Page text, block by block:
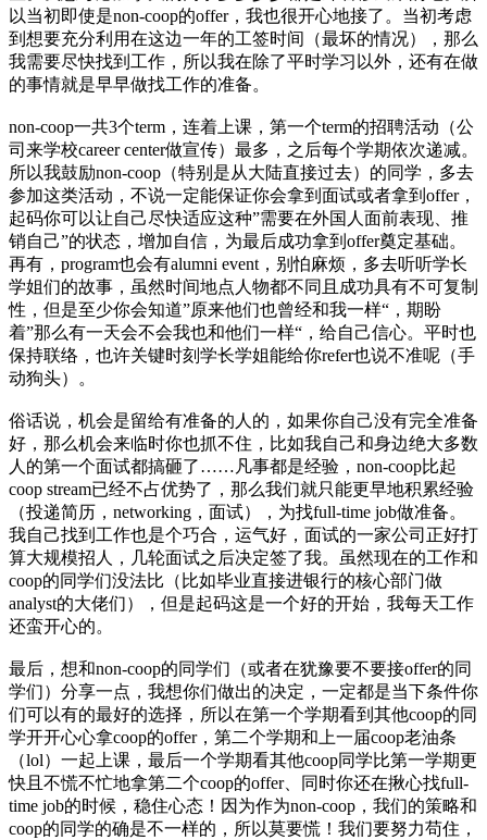
以当初即使是non-coop的offer，我也很开心地接了。当初考虑
到想要充分利用在这边一年的工签时间（最坏的情况），那么
我需要尽快找到工作，所以我在除了平时学习以外，还有在做
的事情就是早早做找工作的准备。
non-coop一共3个term，连着上课，第一个term的招聘活动（公
司来学校career center做宣传）最多，之后每个学期依次递减。
所以我鼓励non-coop（特别是从大陆直接过去）的同学，多去
参加这类活动，不说一定能保证你会拿到面试或者拿到offer，
起码你可以让自己尽快适应这种”需要在外国人面前表现、推
销自己”的状态，增加自信，为最后成功拿到offer奠定基础。
再有，program也会有alumni event，别怕麻烦，多去听听学长
学姐们的故事，虽然时间地点人物都不同且成功具有不可复制
性，但是至少你会知道”原来他们也曾经和我一样“，期盼
着”那么有一天会不会我也和他们一样“，给自己信心。平时也
保持联络，也许关键时刻学长学姐能给你refer也说不准呢（手
动狗头）。
俗话说，机会是留给有准备的人的，如果你自己没有完全准备
好，那么机会来临时你也抓不住，比如我自己和身边绝大多数
人的第一个面试都搞砸了……凡事都是经验，non-coop比起
coop stream已经不占优势了，那么我们就只能更早地积累经验
（投递简历，networking，面试），为找full-time job做准备。
我自己找到工作也是个巧合，运气好，面试的一家公司正好打
算大规模招人，几轮面试之后决定签了我。虽然现在的工作和
coop的同学们没法比（比如毕业直接进银行的核心部门做
analyst的大佬们），但是起码这是一个好的开始，我每天工作
还蛮开心的。
最后，想和non-coop的同学们（或者在犹豫要不要接offer的同
学们）分享一点，我想你们做出的决定，一定都是当下条件你
们可以有的最好的选择，所以在第一个学期看到其他coop的同
学开开心心拿coop的offer，第二个学期和上一届coop老油条
（lol）一起上课，最后一个学期看其他coop同学比第一学期更
快且不慌不忙地拿第二个coop的offer、同时你还在揪心找full-
time job的时候，稳住心态！因为作为non-coop，我们的策略和
coop的同学的确是不一样的，所以莫要慌！我们要努力苟住，